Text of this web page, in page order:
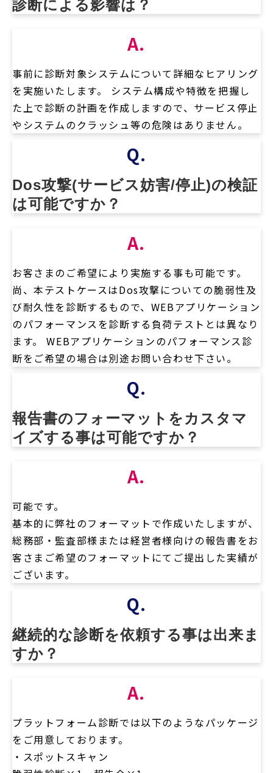
診断による影響は？
A.
事前に診断対象システムについて詳細なヒアリング
を実施いたします。 システム構成や特徴を把握し
た上で診断の計画を作成しますので、サービス停止
やシステムのクラッシュ等の危険はありません。
Q.
Dos攻撃(サービス妨害/停止)の検証
は可能ですか？
A.
お客さまのご希望により実施する事も可能です。
尚、本テストケースはDos攻撃についての脆弱性及
び耐久性を診断するもので、WEBアプリケーション
のパフォーマンスを診断する負荷テストとは異なり
ます。 WEBアプリケーションのパフォーマンス診
断をご希望の場合は別途お問い合わせ下さい。
Q.
報告書のフォーマットをカスタマ
イズする事は可能ですか？
A.
可能です。
基本的に弊社のフォーマットで作成いたしますが、
総務部・監査部様または経営者様向けの報告書をお
客さまご希望のフォーマットにてご提出した実績が
ございます。
Q.
継続的な診断を依頼する事は出来ま
すか？
A.
プラットフォーム診断では以下のようなパッケージ
をご用意しております。
・スポットスキャン